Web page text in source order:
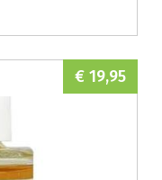
€ 19,95